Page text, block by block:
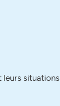
leurs situations